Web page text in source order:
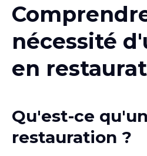
nécessité
en
Qu'est-ce
restauration ?